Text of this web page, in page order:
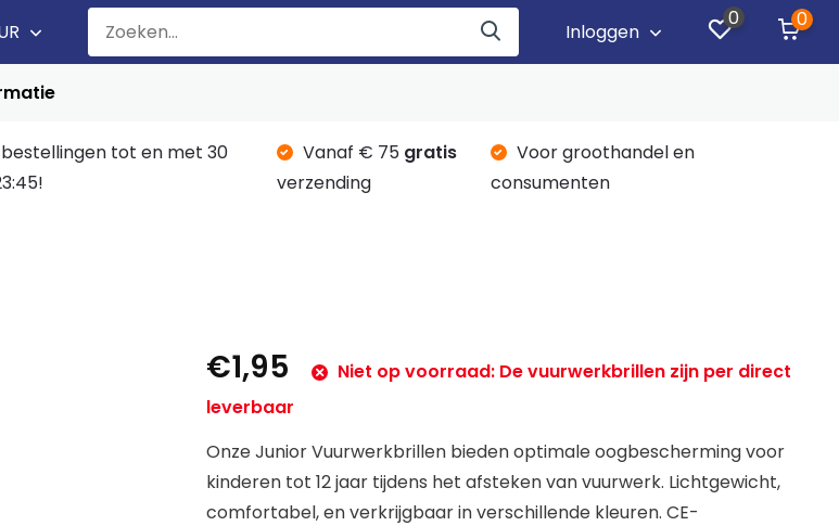
Inloggen
0 0
tot en met 30
Vanaf € 75 gratis
verzending
Voor groothandel en
consumenten
€1,95
Niet op voorraad: De vuurwerkbrillen zijn per direct
leverbaar
Onze Junior Vuurwerkbrillen bieden optimale oogbescherming voor
kinderen tot 12 jaar tijdens het afsteken van vuurwerk. Lichtgewicht,
comfortabel, en verkrijgbaar in verschillende kleuren. CE-